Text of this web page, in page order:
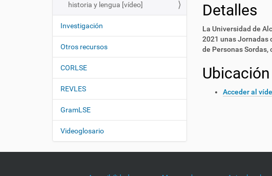
Detalles
La Universidad de
2021 unas Jornadas
de Personas
Ubicación
Acceder al
historia y lengua [vídeo]
Investigación
Otros recursos
CORLSE
REVLES
GramLSE
Videoglosario